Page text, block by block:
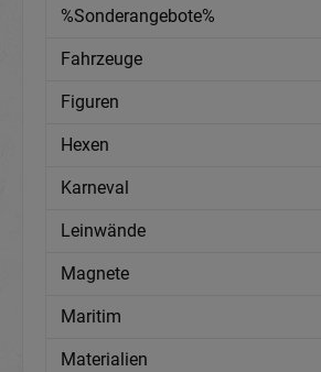
%Sonderangebote%
Fahrzeuge
Figuren
Hexen
Karneval
Leinwände
Magnete
Maritim
Materialien